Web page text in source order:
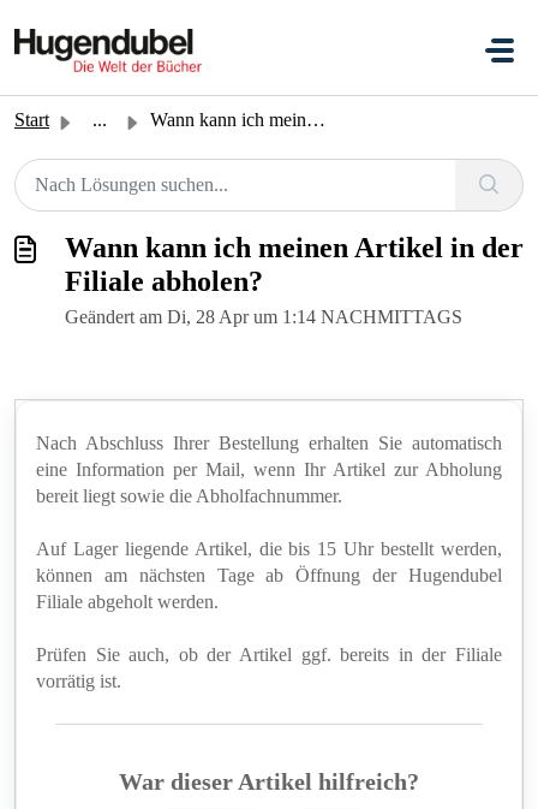
Start ... Wann kann ich meinen Artikel in der Filiale abholen?
Wann kann ich meinen Artikel in der
Filiale abholen?
Geändert am Di, 28 Apr um 1:14 NACHMITTAGS
Nach Abschluss Ihrer Bestellung erhalten Sie automatisch
eine Information per Mail, wenn Ihr Artikel zur Abholung
bereit liegt sowie die Abholfachnummer.
Auf Lager liegende Artikel, die bis 15 Uhr bestellt werden,
können am nächsten Tage ab Öffnung der Hugendubel
Filiale abgeholt werden.
Prüfen Sie auch, ob der Artikel ggf. bereits in der Filiale
vorrätig ist.
War dieser Artikel hilfreich?